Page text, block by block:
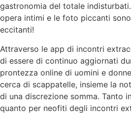
gastronomia del totale
opera intimi e le foto piccanti
eccitanti!
Attraverso le app di incontri
di essere di continuo aggiornati
prontezza online di uomini e
cerca di scappatelle, insieme la
di una discrezione somma. Tanto
quanto per neofiti degli incontri